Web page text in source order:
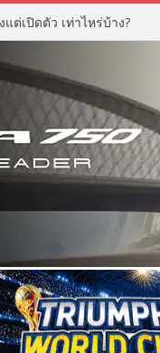
ต่เปิดตัว เท่าไหร่บ้าง?